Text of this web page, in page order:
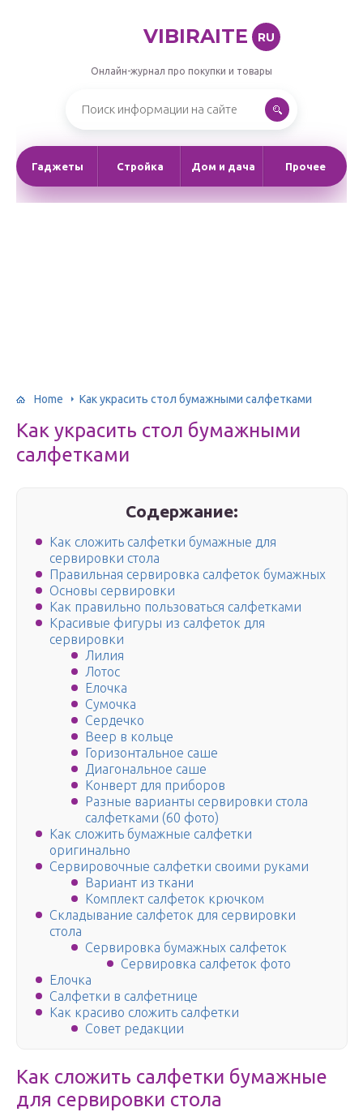
VIBIRAITE RU
Онлайн-журнал про покупки и товары
Гаджеты Стройка Дом и дача Прочее
Home Как украсить стол бумажными салфетками
Как украсить стол бумажными
салфетками
Содержание:
Как сложить салфетки бумажные для
сервировки стола
Правильная сервировка салфеток бумажных
Основы сервировки
Как правильно пользоваться салфетками
Красивые фигуры из салфеток для
сервировки
Лилия
Лотос
Елочка
Сумочка
Сердечко
Веер в кольце
Горизонтальное саше
Диагональное саше
Конверт для приборов
Разные варианты сервировки стола
салфетками (60 фото)
Как сложить бумажные салфетки
оригинально
Сервировочные салфетки своими руками
Вариант из ткани
Комплект салфеток крючком
Складывание салфеток для сервировки
стола
Сервировка бумажных салфеток
Сервировка салфеток фото
Елочка
Салфетки в салфетнице
Как красиво сложить салфетки
Совет редакции
Как сложить салфетки бумажные
для сервировки стола